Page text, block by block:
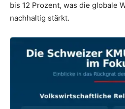
bis 12 Prozent, was die globale
nachhaltig stärkt.